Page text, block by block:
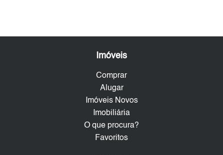
Imóveis
Comprar
Alugar
Imóveis Novos
Imobiliária
O que procura?
Favoritos